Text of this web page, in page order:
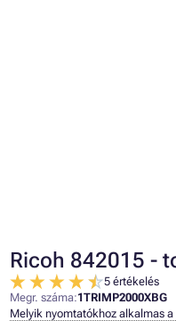
Ricoh 842015 -
5 értékelés
Megr. száma:1TRIMP2000XBG
Melyik nyomtatókhoz alkalmas a